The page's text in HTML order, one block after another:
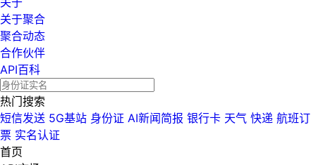
关于聚合
聚合动态
合作伙伴
API百科
热门搜索
短信发送 5G基站 身份证 AI新闻简报 银行卡 天气 快递 航班订
票 实名认证
首页